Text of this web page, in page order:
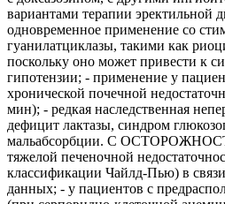
вариантами терапии эректильной
одновременное применение со
гуанилатциклазы, такими как
поскольку оно может привести к
гипотензии; - применение у
хронической почечной
мин); - редкая наследственная
дефицит лактазы, синдром
мальабсорбции. С
тяжелой печеночной
классификации Чайлд-Пью) в
данных; - у пациентов с